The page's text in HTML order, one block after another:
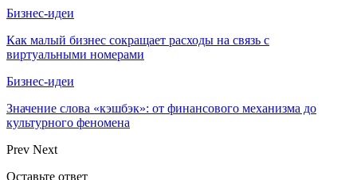
Бизнес-идеи
Как малый бизнес сокращает расходы на связь с
виртуальными номерами
Бизнес-идеи
Значение слова «кэшбэк»: от финансового механизма до
культурного феномена
Prev Next
Оставьте ответ